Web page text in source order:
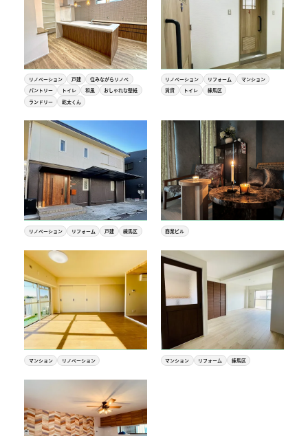
リノベーション 戸建
住みながらリノベ
パントリー
トイレ 和風
おしゃれな壁紙
ランドリー
乾太くん
リノベーション リフォーム
マンション
賃貸
トイレ 練馬区
リノベーション リフォーム 戸建 練馬区 商業ビル
マンション リノベーション マンション リフォーム 練馬区